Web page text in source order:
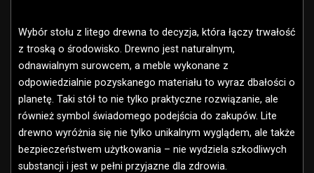
Wybór stołu z litego drewna to decyzja, która łączy trwałość
z troską o środowisko. Drewno jest naturalnym,
odnawialnym surowcem, a meble wykonane z
odpowiedzialnie pozyskanego materiału to wyraz dbałości o
planetę. Taki stół to nie tylko praktyczne rozwiązanie, ale
również symbol świadomego podejścia do zakupów. Lite
drewno wyróżnia się nie tylko unikalnym wyglądem, ale także
bezpieczeństwem użytkowania – nie wydziela szkodliwych
substancji i jest w pełni przyjazne dla zdrowia.